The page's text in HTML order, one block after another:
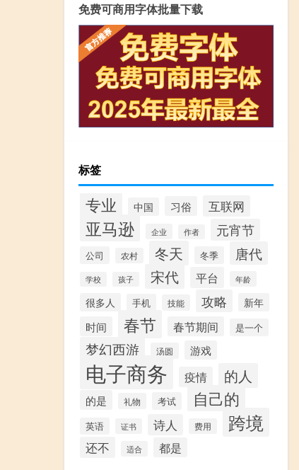
免费可商用字体批量下载
标签
专业 中国 习俗 互联网
亚马逊 企业 作者 元宵节
公司 农村 冬天 冬季 唐代
学校 孩子 宋代 平台 年龄
很多人 手机 技能 攻略 新年
时间 春节 春节期间 是一个
梦幻西游 汤圆 游戏
电子商务 疫情 的人
的是 礼物 考试 自己的
英语 证书 诗人 费用 跨境
还不 适合 都是